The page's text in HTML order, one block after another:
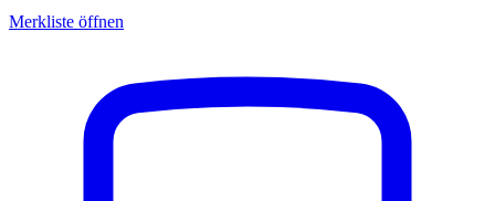
Merkliste öffnen